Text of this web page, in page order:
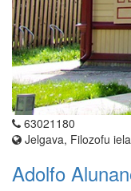
63021180
Jelgava, Filozofu
Adolfo